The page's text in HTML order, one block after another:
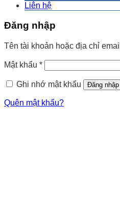
Liên hệ
Đăng nhập
Tên tài khoản hoặc địa chỉ email
Mật khẩu *
Ghi nhớ mật khẩu Đăng nhập
Quên mật khẩu?